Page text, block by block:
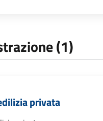
(1)
privata